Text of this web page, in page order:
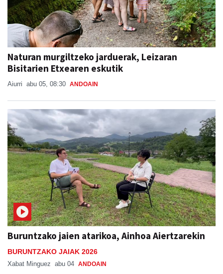
Naturan murgiltzeko jarduerak, Leizaran
Bisitarien Etxearen eskutik
Aiurri abu 05, 08:30 ANDOAIN
Buruntzako jaien atarikoa, Ainhoa Aiertzarekin
BURUNTZAKO JAIAK 2026
Xabat Minguez abu 04 ANDOAIN